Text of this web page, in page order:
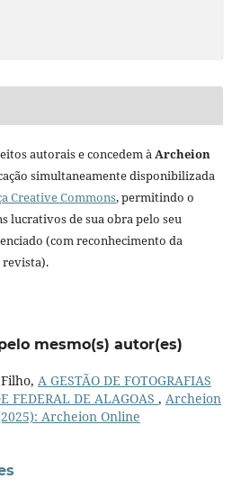
autorais e concedem àArcheion
simultaneamente disponibilizada
Creative Commons, permitindo o
lucrativos de sua obra pelo seu
(com reconhecimento da
revista).
mesmo(s) autor(es)
A GESTÃO DE FOTOGRAFIAS
FEDERAL DE ALAGOAS , Archeion
Archeion Online